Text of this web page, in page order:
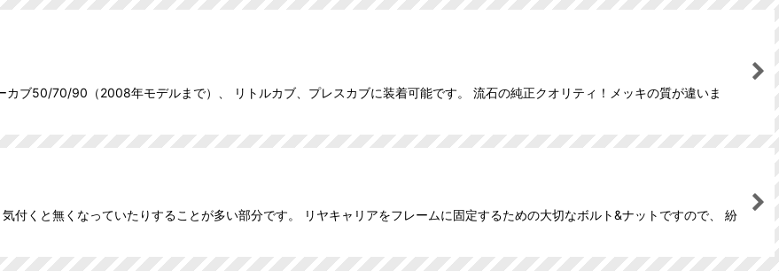
カブ50/70/90（2008年モデルまで）、 リトルカブ、プレスカブに装着可能です。 流石の純正クオリティ！メッキの質が違いま
付くと無くなっていたりすることが多い部分です。 リヤキャリアをフレームに固定するための大切なボルト&ナットですので、 紛